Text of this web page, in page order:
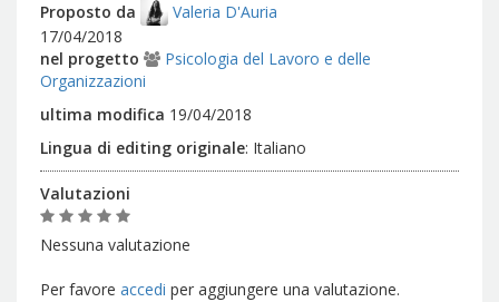
Proposto da
Valeria D'Auria
17/04/2018
nel progetto
Psicologia del Lavoro e delle
Organizzazioni
ultima modifica 19/04/2018
Lingua di editing originale: Italiano
Valutazioni
Nessuna valutazione
Per favore accedi per aggiungere una valutazione.